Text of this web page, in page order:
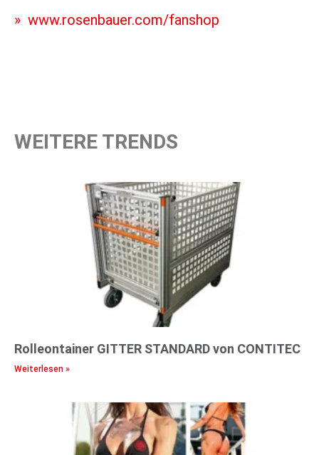
» www.rosenbauer.com/fanshop
WEITERE TRENDS
Rolleontainer GITTER STANDARD von CONTITEC
Weiterlesen »